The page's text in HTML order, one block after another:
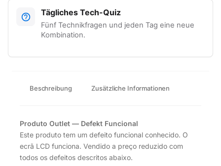
Tägliches Tech-Quiz
Fünf Technikfragen und jeden Tag eine neue
Kombination.
Beschreibung Zusätzliche Informationen
Produto Outlet — Defekt Funcional
Este produto tem um defeito funcional conhecido. O
ecrã LCD funciona. Vendido a preço reduzido com
todos os defeitos descritos abaixo.